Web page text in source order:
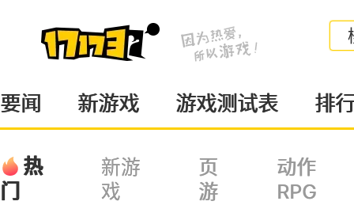
要闻 新游戏 游戏测试表 排
热
门
新游
戏
页
游
动作
RPG